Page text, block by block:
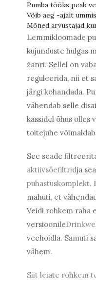
Pumba tööks peab
Võib aeg -ajalt
Mõned arvustajad
Lemmikloomade
kujunduste hulgas
žanri. Sellel on
reguleerida, nii et
järgi kohandada.
vähendab selle
kassidel õhus olles
toitejuhe võimaldab
See seade
aktiivsöefiltridja
puhastuskomplekt.
mahuti, et
Veidi rohkem raha
versioonile
veehoidla. Samuti
vähem.
Siit leiate rohkem